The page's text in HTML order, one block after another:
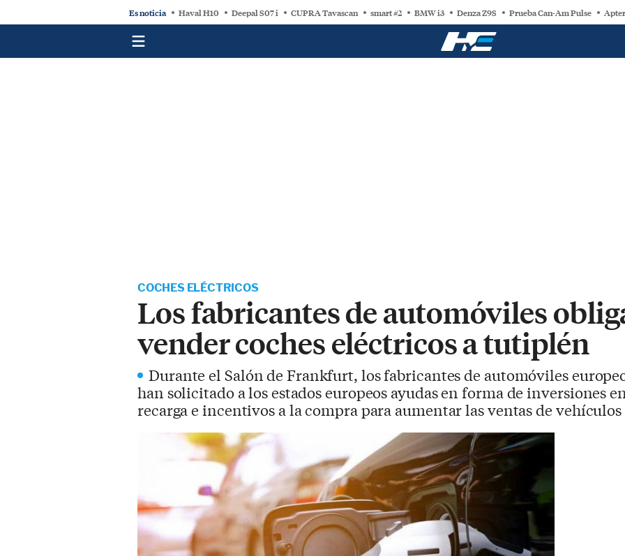
Es noticia Haval H10 Deepal S07 i CUPRA Tavascan smart #2 BMW i3 Denza Z9S Prueba Can-Am Pulse
COCHES ELÉCTRICOS
Los fabricantes de automóviles
vender coches eléctricos a tutiplén
Durante el Salón de Frankfurt, los fabricantes de automóviles
han solicitado a los estados europeos ayudas en forma de inversiones
recarga e incentivos a la compra para aumentar las ventas de